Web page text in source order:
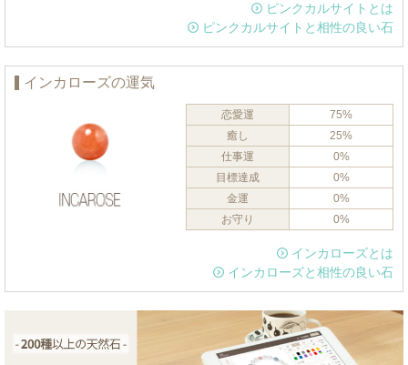
ピンクカルサイトとは
ピンクカルサイトと相性の良い石
インカローズの運気
恋愛運
75%
癒し
25%
仕事運
0%
目標達成
0%
金運
0%
お守り
0%
インカローズとは
インカローズと相性の良い石